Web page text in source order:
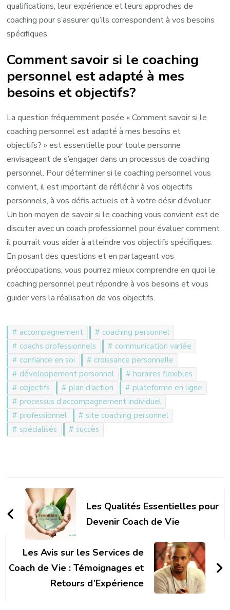
qualifications, leur expérience et leurs approches de
coaching pour s’assurer qu’ils correspondent à vos besoins
spécifiques.
Comment savoir si le coaching
personnel est adapté à mes
besoins et objectifs?
La question fréquemment posée « Comment savoir si le
coaching personnel est adapté à mes besoins et
objectifs? » est essentielle pour toute personne
envisageant de s’engager dans un processus de coaching
personnel. Pour déterminer si le coaching personnel vous
convient, il est important de réfléchir à vos objectifs
personnels, à vos défis actuels et à votre désir d’évoluer.
Un bon moyen de savoir si le coaching vous convient est de
discuter avec un coach professionnel pour évaluer comment
il pourrait vous aider à atteindre vos objectifs spécifiques.
En posant des questions et en partageant vos
préoccupations, vous pourrez mieux comprendre en quoi le
coaching personnel peut répondre à vos besoins et vous
guider vers la réalisation de vos objectifs.
accompagnement
coaching personnel
coachs professionnels
communication variée
confiance en soi
croissance personnelle
développement personnel
horaires flexibles
objectifs
plan d'action
plateforme en ligne
processus d'accompagnement individuel
professionnel
site coaching personnel
spécialisés
succès
Navigation
d'article
Les Qualités Essentielles pour
Devenir Coach de Vie
Les Avis sur les Services de
Coach de Vie : Témoignages et
Retours d’Expérience